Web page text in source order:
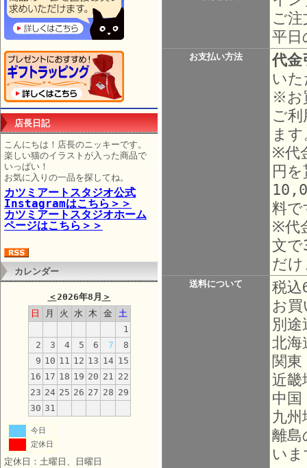
店長日記
こんにちは！店長のニッキーです。
楽しい猫のイラストが入った商品で
いっぱい！
お気に入りの一品を探してね。
カツミアートスタジオ公式
Instagramはこちら＞＞
カツミアートスタジオホーム
ページはこちら＞＞
カレンダー
＜2026年8月 ＞
日
月 火 水 木 金
土
1
2
3 4 5 6 7
8
9 10 11 12 13 14 15
16 17 18 19 20 21 22
23 24 25 26 27 28 29
30 31
今日
定休日
定休日：土曜日、日曜日
ご
平日
お支払い方法
代金
い
※お
ご
ま
※代
円
料で
※代
文
だ
送料について
税込
お
別
北海
関東
近畿
中国
九州
離島
い